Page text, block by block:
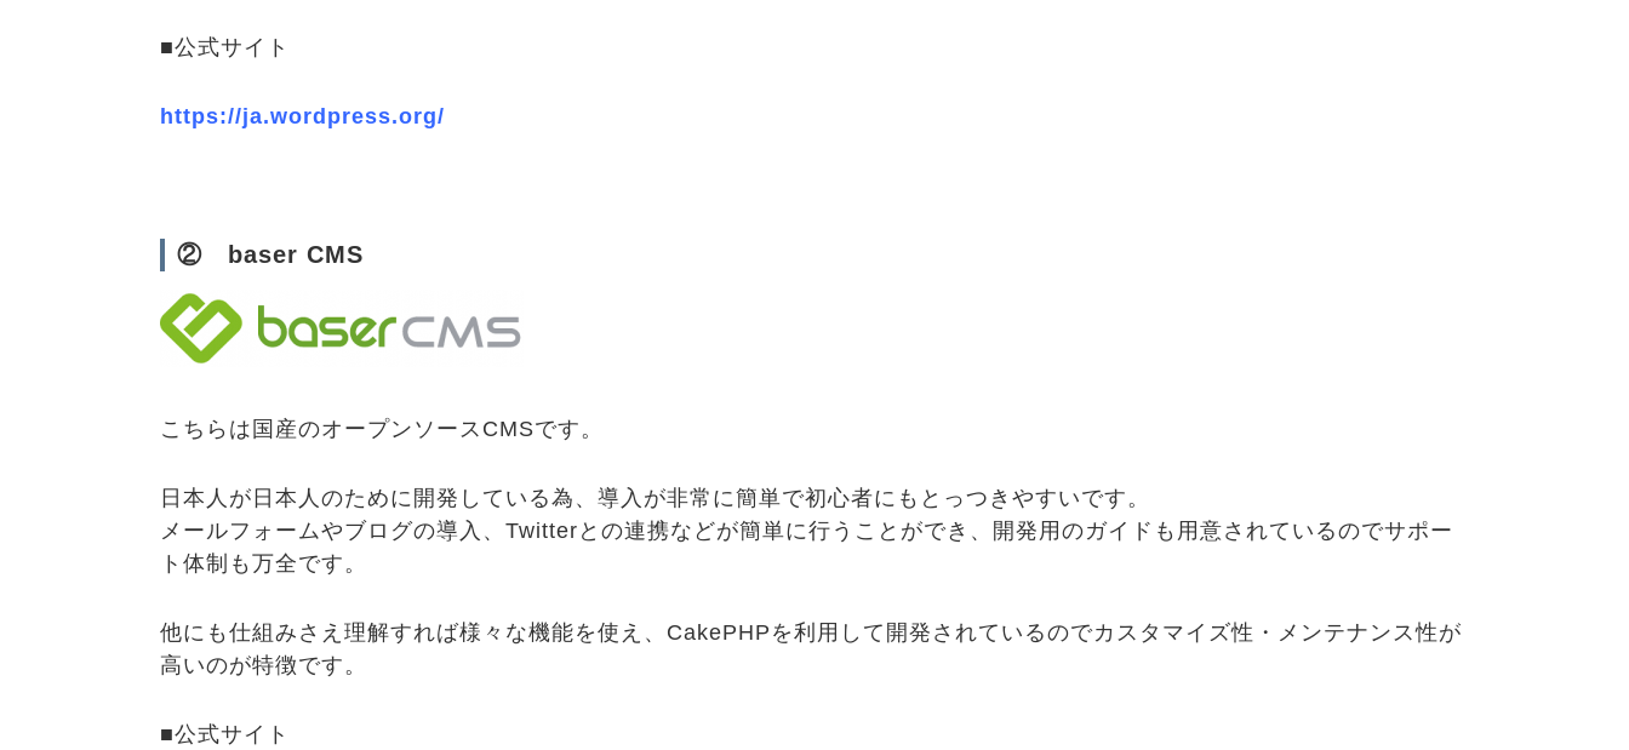
■公式サイト
https://ja.wordpress.org/
② baser CMS
こちらは国産のオープンソースCMSです。
日本人が日本人のために開発している為、導入が非常に簡単で初心者にもとっつきやすいです。
メールフォームやブログの導入、Twitterとの連携などが簡単に行うことができ、開発用のガイドも用意されているのでサポー
ト体制も万全です。
他にも仕組みさえ理解すれば様々な機能を使え、CakePHPを利用して開発されているのでカスタマイズ性・メンテナンス性が
高いのが特徴です。
■公式サイト